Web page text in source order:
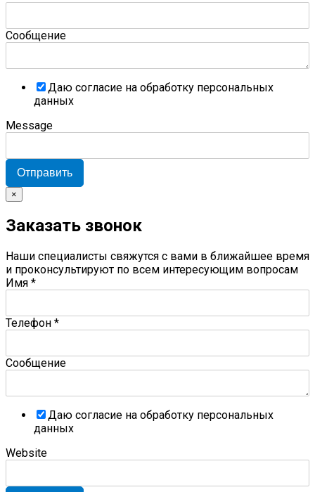
Сообщение
Даю согласие на обработку персональных
данных
Message
Отправить
×
Заказать звонок
Наши специалисты свяжутся с вами в ближайшее время
и проконсультируют по всем интересующим вопросам
Имя *
Телефон *
Сообщение
Даю согласие на обработку персональных
данных
Website